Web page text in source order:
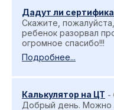
Дадут ли
Скажите,
ребенок разорвал
огромное спасибо!!!
Подробнее...
Калькулятор на ЦТ -
Добрый день. Можно